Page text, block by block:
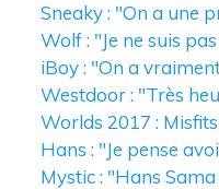
Sneaky : "On a une
Wolf : "Je ne suis
iBoy : "On a
Westdoor : "Très
Worlds 2017 :
Hans : "Je pense
Mystic : "Hans